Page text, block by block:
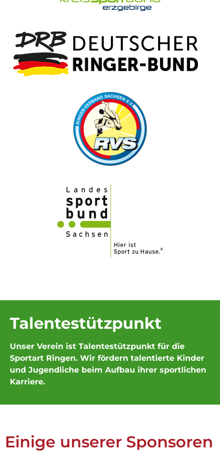
Talentestützpunkt
Unser Verein ist Talentestützpunkt für die
Sportart Ringen. Wir fördern talentierte Kinder
und Jugendliche beim Aufbau ihrer sportlichen
Karriere.
Einige unserer Sponsoren